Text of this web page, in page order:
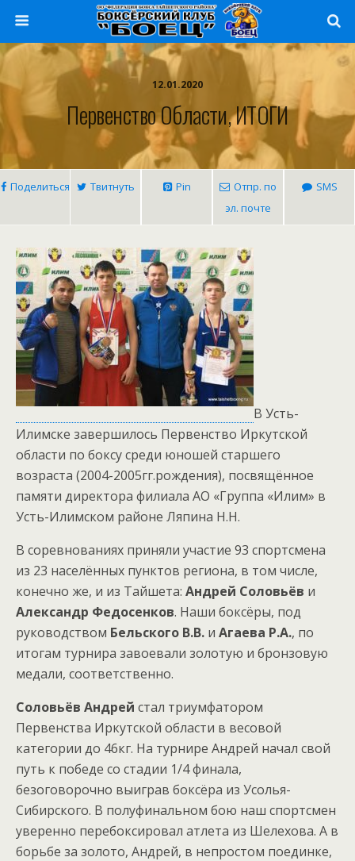
12.01.2020
Первенство Области, ИТОГИ
Поделиться Твитнуть Pin
Отпр. по
эл. почте
SMS
В Усть-
Илимске завершилось Первенство Иркутской
области по боксу среди юношей старшего
возраста (2004-2005гг.рождения), посвящённое
памяти директора филиала АО «Группа «Илим» в
Усть-Илимском районе Ляпина Н.Н.
В соревнованиях приняли участие 93 спортсмена
из 23 населённых пунктов региона, в том числе,
конечно же, и из Тайшета: Андрей Соловьёв и
Александр Федосенков. Наши боксёры, под
руководством Бельского В.В. и Агаева Р.А., по
итогам турнира завоевали золотую и бронзовую
медали, соответственно.
Соловьёв Андрей стал триумфатором
Первенства Иркутской области в весовой
категории до 46кг. На турнире Андрей начал свой
путь к победе со стадии 1/4 финала,
безоговорочно выиграв боксёра из Усолья-
Сибирского. В полуфинальном бою наш спортсмен
уверенно перебоксировал атлета из Шелехова. А в
борьбе за золото, Андрей, в непростом поединке,